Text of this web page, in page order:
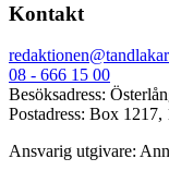
Kontakt
08 - 666 15 00
Besöksadress:
Postadress: Box
Ansvarig utgivare: